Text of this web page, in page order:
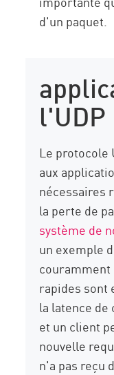
d'un paquet.
l'UDP
Le protocole
aux
nécessaires
la perte de
système de
un exemple
couramment
rapides
la latence de
et un client
nouvelle
n'a pas reçu